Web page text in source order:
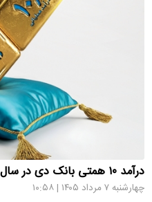
درآمد ۱۰ همتی بانک دی در سال ۱۴۰۴
چهارشنبه ۷ مرداد ۱۴۰۵ | ۱۰:۵۸